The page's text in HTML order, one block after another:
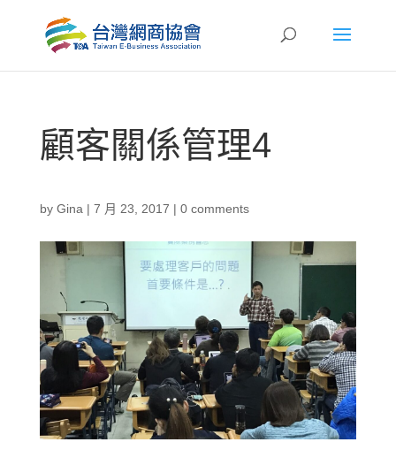
顧客關係管理4
by Gina | 7 月 23, 2017 | 0 comments